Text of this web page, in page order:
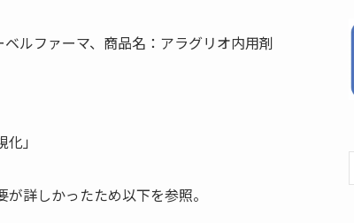
ルファーマ、商品名：アラグリオ内用剤
」
詳しかったため以下を参照。